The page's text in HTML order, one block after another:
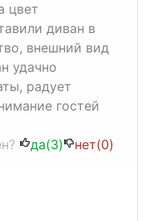
цвет
диван в
внешний вид
удачно
радует
гостей
да(3) нет(0)